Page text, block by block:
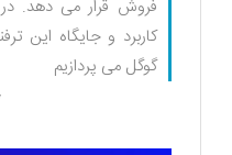
فروش قرار می دهد. در
کاربرد و جایگاه این
گوگل می پردازیم